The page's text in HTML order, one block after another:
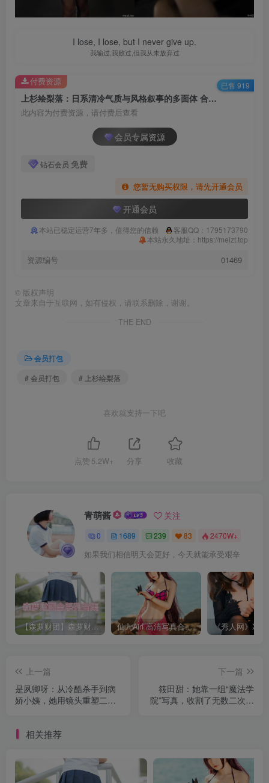
I lose, I lose, but I never give up.
我输过,我败过,但我从未放弃过
上杉绘梨落：日系清冷气质与风格叙事的多面体 合集[持续更新]
此内容为付费资源，请付费后查看
会员专属资源
钻石会员 免费
您暂无购买权限，请先开通会员
开通会员
本站已稳定运营7年多，值得您的信赖
客服QQ：1795173790
本站永久地址：https://meizt.top
资源编号 01469
付费资源 已售 919
© 版权声明
文章来自于互联网，如有侵权，请联系删除，谢谢。
THE END
会员打包
# 会员打包
# 上杉绘梨落
喜欢就支持一下吧
点赞 5.2W+ 分享 收藏
青萌酱 关注
0 1689 239 83 2470W+
如果我们相信明天会更好，今天就能承受艰辛
【森萝财团】森萝财团系列福利原版无水印合集下载[与本站内容同步更新] 仙九Airi 高清写真合集[持续更新]
上一篇
是夙卿呀：从冷酷杀手到病
娇小姨，她用镜头重塑二次
下一篇
筱田甜：她靠一组“魔法学
院”写真，收割了无数二次元
相关推荐